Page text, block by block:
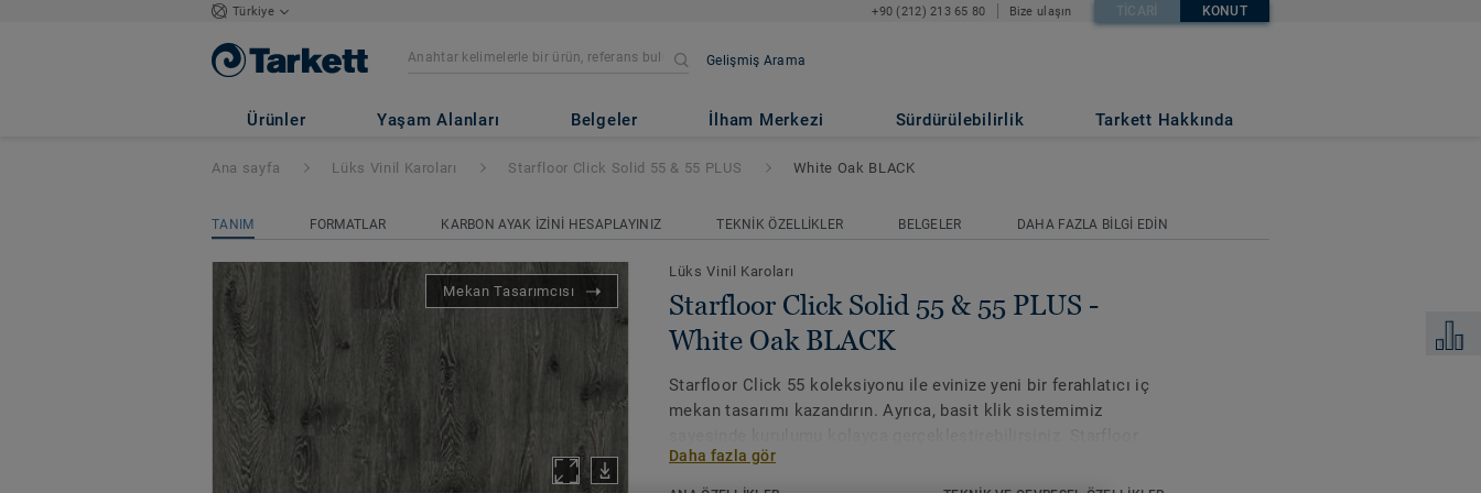
Türkiye +90 (212) 213 65 80 Bize ulaşın TICARI KONUT
Gelişmiş Arama
Ürünler Yaşam Alanları Belgeler İlham Merkezi Sürdürülebilirlik Tarkett Hakkında
Starfloor Click Solid 55 & 55 PLUS - White Oak BLACK
Ana sayfa Lüks Vinil Karoları Starfloor Click Solid 55 & 55 PLUS White Oak BLACK
TANIM FORMATLAR KARBON AYAK İZINI HESAPLAYINIZ TEKNIK ÖZELLIKLER BELGELER DAHA FAZLA BILGI EDIN
Mekan Tasarımcısı
Lüks Vinil Karoları
Starfloor Click Solid 55 & 55 PLUS -
White Oak BLACK
Starfloor Click 55 koleksiyonu ile evinize yeni bir ferahlatıcı iç
mekan tasarımı kazandırın. Ayrıca, basit klik sistemimiz
Click lüks vinil karo koleksiyonlarımız aynı zamanda son derece
dayanıklı ve bakımı kolaydır, böylece evinizin yeni tarzının tadını
Daha fazla gör